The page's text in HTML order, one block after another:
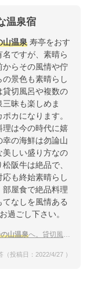
温泉宿
山温泉 寿亭をおす
ですが、素晴ら
からその風情や佇
景色も素晴らし
貸切風呂や複数の
昧も楽しめま
カになります。
理は今の時代に嬉
幸の海鮮は勿論山
美しい盛り方なの
阪牛は絶品で、
も終始素晴らし
屋食で絶品料理
なしを風情ある
過ごし下さい。
山温泉へ。貸切風呂がある温泉宿をおしえて。
投稿日：2022/4/27 ）